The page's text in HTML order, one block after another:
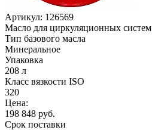
Артикул: 126569
Масло для циркуляционных систем
Тип базового масла
Минеральное
Упаковка
208 л
Класс вязкости ISO
320
Цена:
198 848 руб.
Срок поставки